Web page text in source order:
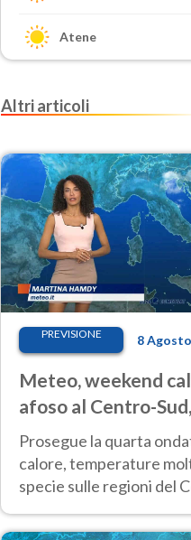
Atene
Altri articoli
PREVISIONE 8
Meteo, weekend
afoso al Centro-Sud,
temporali sui rilievi
Prosegue la quarta
calore, temperature
specie sulle regioni del
aree montuose